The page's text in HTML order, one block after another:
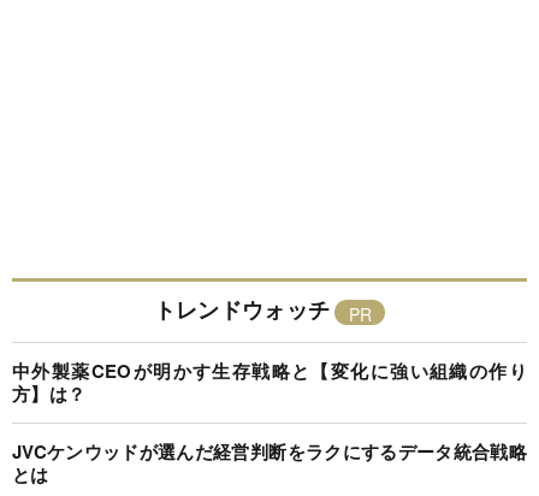
トレンドウォッチ
中外製薬CEOが明かす生存戦略と【変化に強い組織の作り
方】は？
JVCケンウッドが選んだ経営判断をラクにするデータ統合戦略
とは